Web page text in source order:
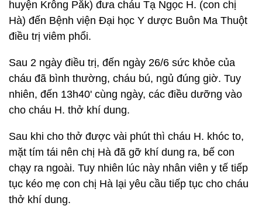
huyện Krông Pắk) đưa cháu Tạ Ngọc H. (con chị
Hà) đến Bệnh viện Đại học Y dược Buôn Ma Thuột
điều trị viêm phổi.
Sau 2 ngày điều trị, đến ngày 26/6 sức khỏe của
cháu đã bình thường, cháu bú, ngủ đúng giờ. Tuy
nhiên, đến 13h40' cùng ngày, các điều dưỡng vào
cho cháu H. thở khí dung.
Sau khi cho thở được vài phút thì cháu H. khóc to,
mặt tím tái nên chị Hà đã gỡ khí dung ra, bế con
chạy ra ngoài. Tuy nhiên lúc này nhân viên y tế tiếp
tục kéo mẹ con chị Hà lại yêu cầu tiếp tục cho cháu
thở khí dung.